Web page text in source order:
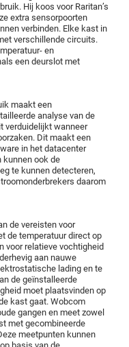
Hij koos voor Raritan’s
extra sensorpoorten
verbinden. Elke kast in
verschillende circuits.
en
een deurslot met
maakt een
analyse van de
verduidelijkt wanneer
Dit maakt een
in het datacenter
kunnen ook de
te kunnen detecteren,
daarom
de vereisten voor
de temperatuur direct op
voor relatieve vochtigheid
aan nauwe
lading en te
de geïnstalleerde
moet plaatsvinden op
kast gaat. Wobcom
gangen en meet zowel
met gecombineerde
meetpunten kunnen